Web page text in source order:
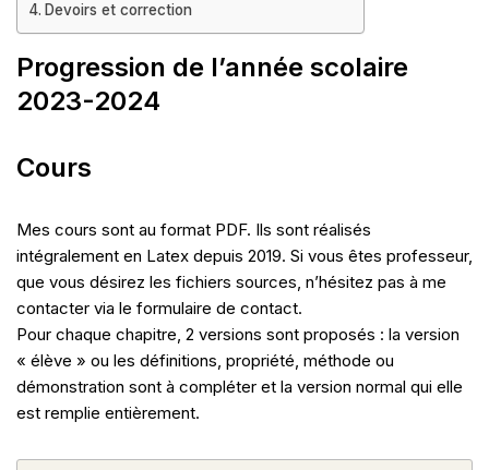
Devoirs et correction
Progression de l’année scolaire
2023-2024
Cours
Mes cours sont au format PDF. Ils sont réalisés
intégralement en Latex depuis 2019. Si vous êtes professeur,
que vous désirez les fichiers sources, n’hésitez pas à me
contacter via le formulaire de contact.
Pour chaque chapitre, 2 versions sont proposés : la version
« élève » ou les définitions, propriété, méthode ou
démonstration sont à compléter et la version normal qui elle
est remplie entièrement.